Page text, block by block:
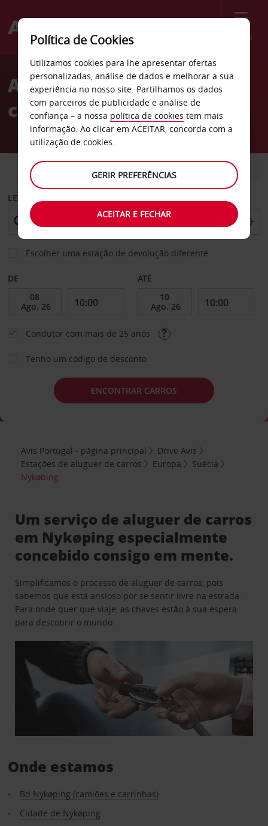
Menu
Welcome
AvisAluguer de
carros Nykøping
CARRO COMERCIAIS
LEVANTAR EM
Escolher uma estação de devolução diferente
DE ATÉ
Condutor com mais de 25 anos
Tenho um código de desconto
ENCONTRAR CARROS
Avis Portugal - página principal
Drive Avis
Estações de aluguer de carros
Europa
Suécia
Nykøbing
Um serviço de aluguer de carros
em Nykøping especialmente
concebido consigo em mente.
Simplificamos o processo de aluguer de carros, pois
sabemos que está ansioso por se sentir livre na estrada.
Para onde quer que viaje, as chaves estão à sua espera
para descobrir o mundo.
Onde estamos
Bd Nykøping (camiões e carrinhas)
Cidade de Nykøping
Política de Cookies
Utilizamos cookies para lhe apresentar ofertas
personalizadas, análise de dados e melhorar a sua
experiência no nosso site. Partilhamos os dados
com parceiros de publicidade e análise de
confiança – a nossa política de cookies tem mais
informação. Ao clicar em ACEITAR, concorda com a
utilização de cookies.
GERIR PREFERÊNCIAS
ACEITAR E FECHAR